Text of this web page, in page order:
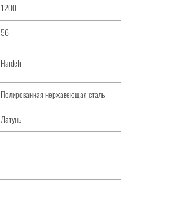
1200
56
Haideli
Полированная нержавеющая сталь
Латунь